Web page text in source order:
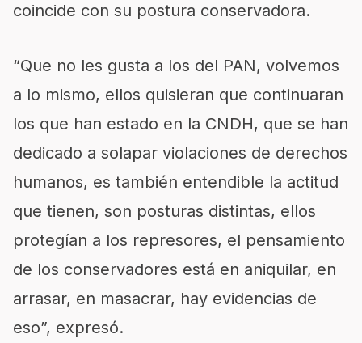
coincide con su postura conservadora.
“Que no les gusta a los del PAN, volvemos
a lo mismo, ellos quisieran que continuaran
los que han estado en la CNDH, que se han
dedicado a solapar violaciones de derechos
humanos, es también entendible la actitud
que tienen, son posturas distintas, ellos
protegían a los represores, el pensamiento
de los conservadores está en aniquilar, en
arrasar, en masacrar, hay evidencias de
eso”, expresó.